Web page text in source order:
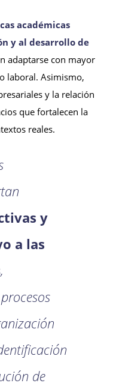
académicas
y al desarrollo de
adaptarse con mayor
laboral. Asimismo,
y la relación
que fortalecen la
reales.
y
a las
,
de